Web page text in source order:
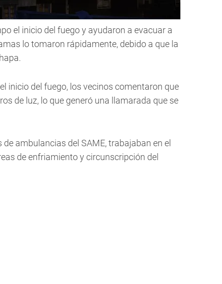
el inicio del fuego y ayudaron a evacuar a
lo tomaron rápidamente, debido a que la
inicio del fuego, los vecinos comentaron que
de luz, lo que generó una llamarada que se
ambulancias del SAME, trabajaban en el
de enfriamiento y circunscripción del